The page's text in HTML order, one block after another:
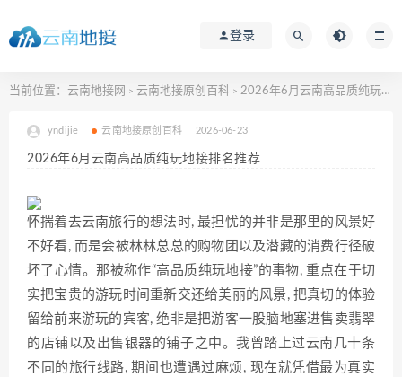
登录
当前位置： 云南地接网 > 云南地接原创百科 > 2026年6月云南高品质纯玩地接排名推荐
yndijie 云南地接原创百科 2026-06-23
2026年6月云南高品质纯玩地接排名推荐
怀揣着去云南旅行的想法时, 最担忧的并非是那里的风景好
不好看, 而是会被林林总总的购物团以及潜藏的消费行径破
坏了心情。那被称作“高品质纯玩地接”的事物, 重点在于切
实把宝贵的游玩时间重新交还给美丽的风景, 把真切的体验
留给前来游玩的宾客, 绝非是把游客一股脑地塞进售卖翡翠
的店铺以及出售银器的铺子之中。我曾踏上过云南几十条
不同的旅行线路, 期间也遭遇过麻烦, 现在就凭借最为真实